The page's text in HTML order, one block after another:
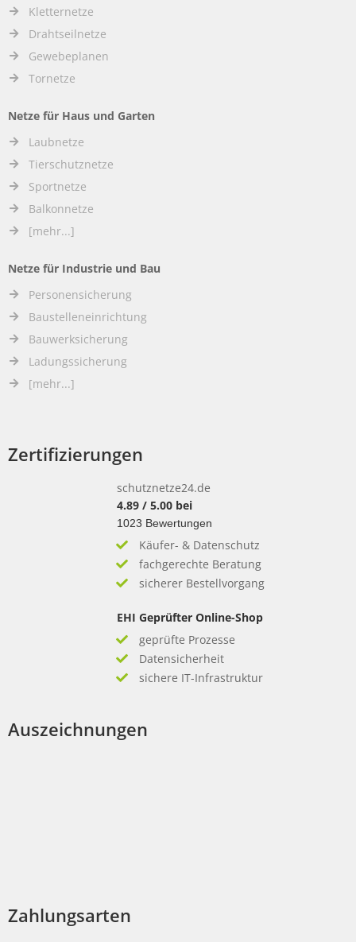
Kletternetze
Drahtseilnetze
Gewebeplanen
Tornetze
Netze für Haus und Garten
Laubnetze
Tierschutznetze
Sportnetze
Balkonnetze
[mehr...]
Netze für Industrie und Bau
Personensicherung
Baustelleneinrichtung
Bauwerksicherung
Ladungssicherung
[mehr...]
Zertifizierungen
schutznetze24.de
4.89/ 5.00bei
1023 Bewertungen
Käufer- & Datenschutz
fachgerechte Beratung
sicherer Bestellvorgang
EHI Geprüfter Online-Shop
geprüfte Prozesse
Datensicherheit
sichere IT-Infrastruktur
Auszeichnungen
Zahlungsarten